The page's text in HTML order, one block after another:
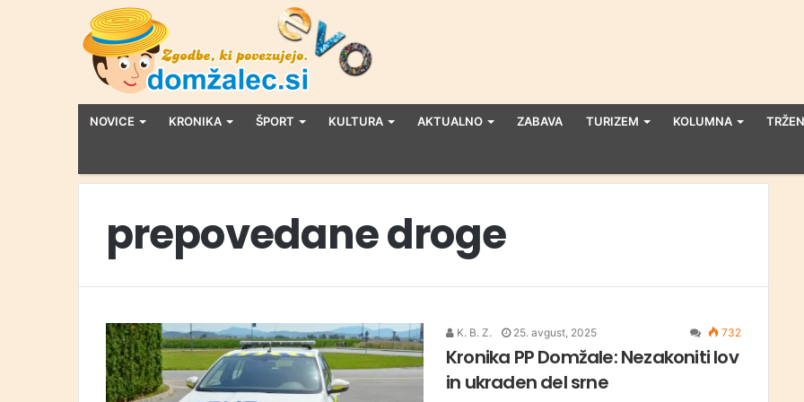
NOVICE KRONIKA ŠPORT KULTURA AKTUALNO ZABAVA TURIZEM KOLUMNA
prepovedane droge
K. B. Z. 25. avgust, 2025 732
Kronika PP Domžale: Nezakoniti lov
in ukraden del srne